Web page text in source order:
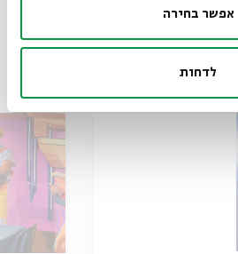
אפשר בחירה
לדחות
עוד בנושא